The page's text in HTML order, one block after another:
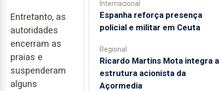
Entretanto, as
autoridades
encerram as
praias e
suspenderam
alguns
Internacional
Espanha reforça presença
policial e militar em Ceuta
Regional
Ricardo Martins Mota integra a
estrutura acionista da
Açormedia